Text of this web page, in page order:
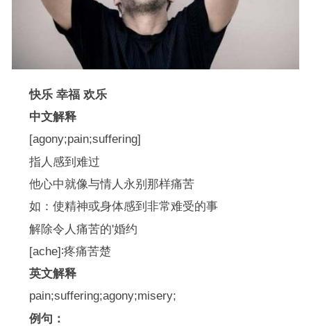
快乐 幸福 欢乐
中文解释
[agony;pain;suffering]
指人感到难过
他心中就像与情人永别那样痛苦
如：使精神或身体感到非常难受的事
解除令人痛苦的'婚约
[ache]∶疼痛苦楚
英文解释
pain;suffering;agony;misery;
例句：